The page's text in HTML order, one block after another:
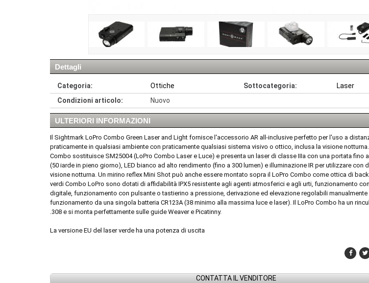
Dettagli
Categoria: Ottiche Sottocategoria:
Laser
Condizioni articolo:
Nuovo
ULTERIORI INFORMAZIONI
Il Sightmark LoPro Combo Green Laser and Light fornisce l'accessorio AR all-inclusive perfetto per l'uso a
praticamente in qualsiasi ambiente con praticamente qualsiasi sistema visivo o ottico, inclusa la visione
Combo sostituisce SM25004 (LoPro Combo Laser e Luce) e presenta un laser di classe IIIa con una portata fino
(50 iarde in pieno giorno), LED bianco ad alto rendimento (fino a 300 lumen) e illuminazione IR per utilizzare con
visione notturna. Un mirino reflex Mini Shot può anche essere montato sopra il LoPro Combo come ottica di
verdi Combo LoPro sono dotati di affidabilità IPX5 resistente agli agenti atmosferici e agli urti, funzionamento
digitale, funzionamento con pulsante o tastierino a pressione, derivazione ed elevazione regolabili manualmente
funzionamento da una singola batteria CR123A (38 minimo alla massima luce e laser). Il LoPro Combo ha un
.308 e si monta perfettamente sulle guide Weaver e Picatinny.
La versione EU del laser verde ha una potenza di uscita
CONTATTA IL VENDITORE